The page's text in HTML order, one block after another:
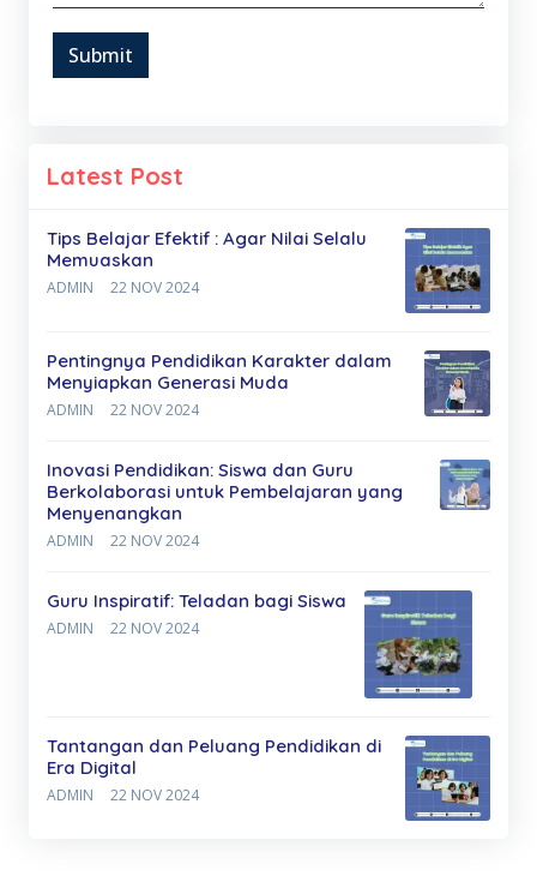
Submit
Latest Post
Tips Belajar Efektif : Agar Nilai Selalu
Memuaskan
ADMIN 22 NOV 2024
Pentingnya Pendidikan Karakter dalam
Menyiapkan Generasi Muda
ADMIN 22 NOV 2024
Inovasi Pendidikan: Siswa dan Guru
Berkolaborasi untuk Pembelajaran yang
Menyenangkan
ADMIN 22 NOV 2024
Guru Inspiratif: Teladan bagi Siswa
ADMIN 22 NOV 2024
Tantangan dan Peluang Pendidikan di
Era Digital
ADMIN 22 NOV 2024